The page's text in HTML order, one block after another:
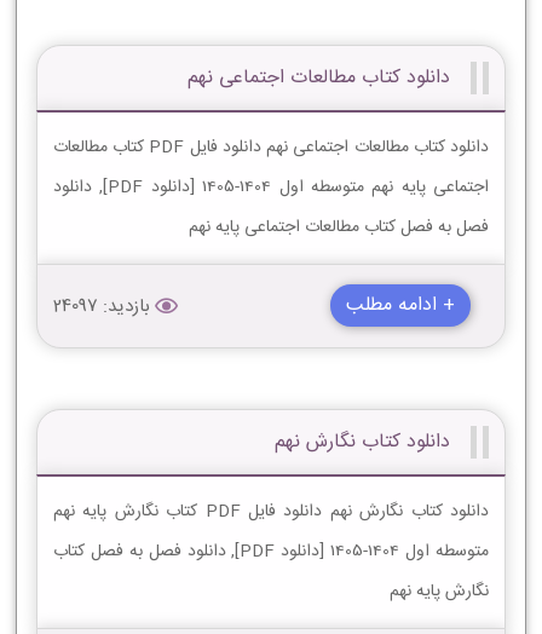
دانلود کتاب مطالعات اجتماعی نهم
دانلود کتاب مطالعات اجتماعی نهم دانلود فایل PDF کتاب مطالعات
اجتماعی پایه نهم متوسطه اول 1404-1405 [دانلود PDF], دانلود
فصل به فصل کتاب مطالعات اجتماعی پایه نهم
+ ادامه مطلب بازدید: 24097
دانلود کتاب نگارش نهم
دانلود کتاب نگارش نهم دانلود فایل PDF کتاب نگارش پایه نهم
متوسطه اول 1404-1405 [دانلود PDF], دانلود فصل به فصل کتاب
نگارش پایه نهم